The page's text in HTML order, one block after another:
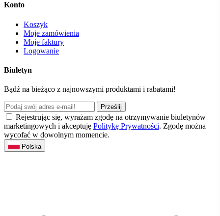
Konto
Koszyk
Moje zamówienia
Moje faktury
Logowanie
Biuletyn
Bądź na bieżąco z najnowszymi produktami i rabatami!
Prześlij
Rejestrując się, wyrażam zgodę na otrzymywanie biuletynów
marketingowych i akceptuję Politykę Prywatności. Zgodę można
wycofać w dowolnym momencie.
Polska